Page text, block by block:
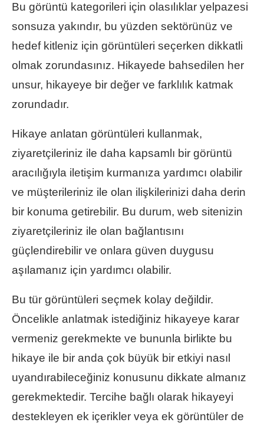
Bu görüntü kategorileri için olasılıklar yelpazesi
sonsuza yakındır, bu yüzden sektörünüz ve
hedef kitleniz için görüntüleri seçerken dikkatli
olmak zorundasınız. Hikayede bahsedilen her
unsur, hikayeye bir değer ve farklılık katmak
zorundadır.
Hikaye anlatan görüntüleri kullanmak,
ziyaretçileriniz ile daha kapsamlı bir görüntü
aracılığıyla iletişim kurmanıza yardımcı olabilir
ve müşterileriniz ile olan ilişkilerinizi daha derin
bir konuma getirebilir. Bu durum, web sitenizin
ziyaretçileriniz ile olan bağlantısını
güçlendirebilir ve onlara güven duygusu
aşılamanız için yardımcı olabilir.
Bu tür görüntüleri seçmek kolay değildir.
Öncelikle anlatmak istediğiniz hikayeye karar
vermeniz gerekmekte ve bununla birlikte bu
hikaye ile bir anda çok büyük bir etkiyi nasıl
uyandırabileceğiniz konusunu dikkate almanız
gerekmektedir. Tercihe bağlı olarak hikayeyi
destekleyen ek içerikler veya ek görüntüler de